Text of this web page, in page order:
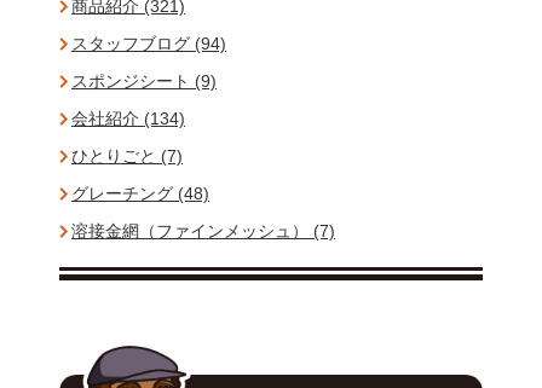
商品紹介 (321)
スタッフブログ (94)
スポンジシート (9)
会社紹介 (134)
ひとりごと (7)
グレーチング (48)
溶接金網（ファインメッシュ） (7)